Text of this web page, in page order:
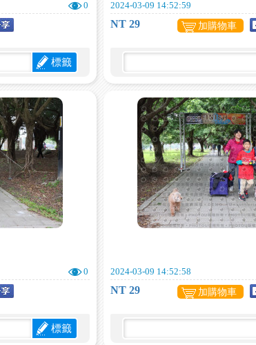
0
標籤
2024-03-09 14:52:59
NT 29 加購物車
0
標籤
2024-03-09 14:52:58
NT 29 加購物車